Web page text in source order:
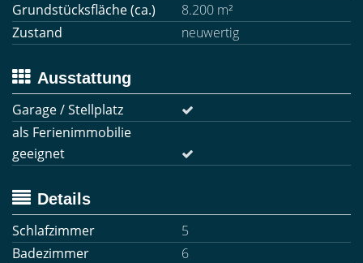
Grundstücksfläche (ca.)
8.200 m²
Zustand
neuwertig
Ausstattung
Garage / Stellplatz
als Ferienimmobilie
geeignet
Details
Schlafzimmer
5
Badezimmer
6